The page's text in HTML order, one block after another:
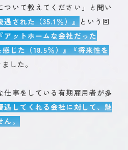
ついて教えてください」と聞い
遇された（35.1％）』という回
アットホームな会社だった
じた（18.5％）』『将来性を
した。
仕事をしている有期雇用者が多
遇してくれる会社に対して、魅
ん。